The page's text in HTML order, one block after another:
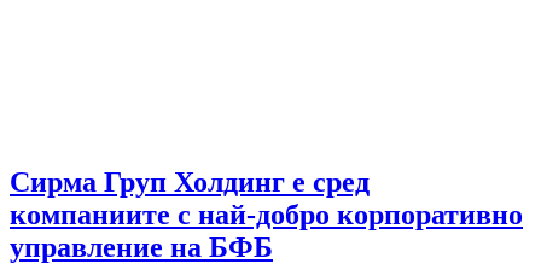
Сирма Груп Холдинг е сред
компаниите с най-добро корпоративно
управление на БФБ